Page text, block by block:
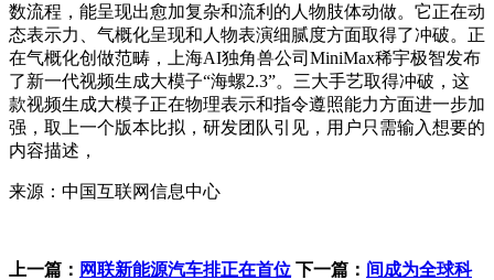
数流程，能呈现出愈加复杂和流利的人物肢体动做。它正在动
态表示力、气概化呈现和人物表演细腻度方面取得了冲破。正
在气概化创做范畴，上海AI独角兽公司MiniMax稀宇极智发布
了新一代视频生成大模子“海螺2.3”。三大手艺取得冲破，这
款视频生成大模子正在物理表示和指令遵照能力方面进一步加
强，取上一个版本比拟，研发团队引见，用户只需输入想要的
内容描述，
来源：中国互联网信息中心
上一篇： 网联新能源汽车排正在首位 下一篇： 间成为全球科